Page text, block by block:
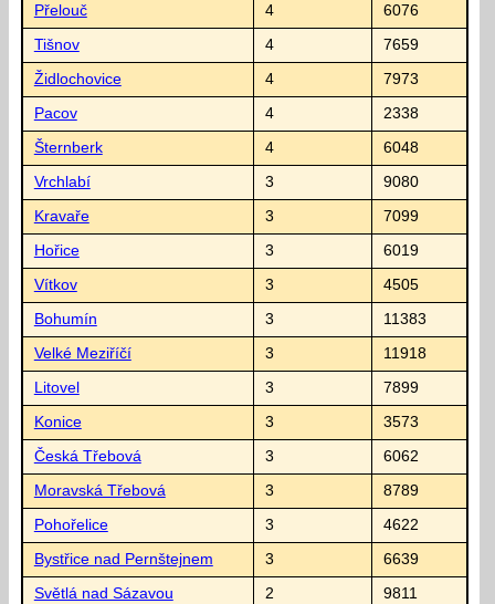
Přelouč 4 6076
Tišnov 4 7659
Židlochovice 4 7973
Pacov 4 2338
Šternberk 4 6048
Vrchlabí 3 9080
Kravaře 3 7099
Hořice 3 6019
Vítkov 3 4505
Bohumín 3 11383
Velké Meziříčí 3 11918
Litovel 3 7899
Konice 3 3573
Česká Třebová 3 6062
Moravská Třebová 3 8789
Pohořelice 3 4622
Bystřice nad Pernštejnem 3 6639
Světlá nad Sázavou 2 9811